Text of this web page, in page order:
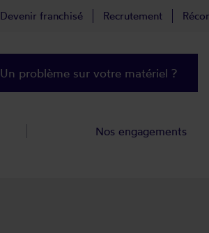
Devenir franchisé Recrutement
Un problème sur votre matériel ?
Nos engagements